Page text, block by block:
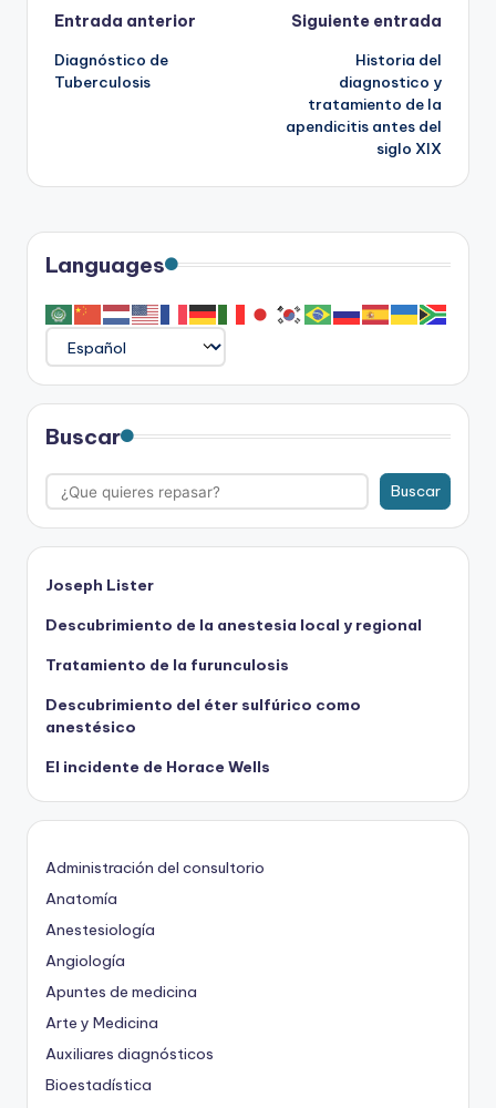
Navegación
de
Entrada anterior
Diagnóstico de
Tuberculosis
Siguiente entrada
Historia del
diagnostico y
tratamiento de la
apendicitis antes del
siglo XIX
Languages
Buscar
Buscar
Joseph Lister
Descubrimiento de la anestesia local y regional
Tratamiento de la furunculosis
Descubrimiento del éter sulfúrico como
anestésico
El incidente de Horace Wells
Administración del consultorio
Anatomía
Anestesiología
Angiología
Apuntes de medicina
Arte y Medicina
Auxiliares diagnósticos
Bioestadística